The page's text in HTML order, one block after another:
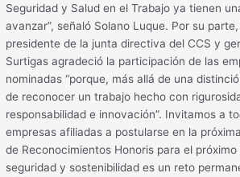
Seguridad y Salud en el Trabajo ya tienen
avanzar”, señaló Solano Luque. Por su
presidente de la junta directiva del CCS y
Surtigas agradeció la participación de las
nominadas “porque, más allá de una
de reconocer un trabajo hecho con
responsabilidad e innovación”. Invitamos a
empresas afiliadas a postularse en la
de Reconocimientos Honoris para el
seguridad y sostenibilidad es un reto